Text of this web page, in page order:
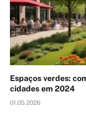
Espaços verdes:
cidades em 2024
01.05.2026